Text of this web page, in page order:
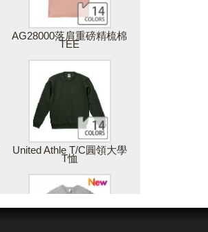
增加藝廊圖片
您可以使用雙擊或拖拉的方式，將藝廊中
的素材加入設計作品中
姓名與數字(團服)
製作團體服的最佳工具，只要建立一個範
本後，輸入團員的姓名或數字，就可以大
量製作出屬於每個人的專屬衣服，例如：
AG28000落肩重磅精梳棉
TEE
United Athle T/C圓領大學
T恤